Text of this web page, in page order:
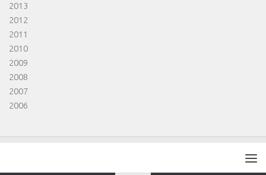
2013
2012
2011
2010
2009
2008
2007
2006